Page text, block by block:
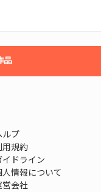
品
ルプ
用規約
イドライン
人情報について
営会社